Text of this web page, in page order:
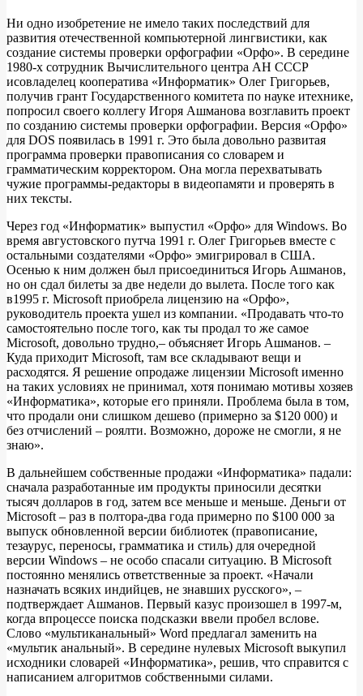
Ни одно изобретение не имело таких последствий для
развития отечественной компьютерной лингвистики, как
создание системы проверки орфографии «Орфо». В середине
1980-х сотрудник Вычислительного центра АН СССР
исовладелец кооператива «Информатик» Олег Григорьев,
получив грант Государственного комитета по науке итехнике,
попросил своего коллегу Игоря Ашманова возглавить проект
по созданию системы проверки орфографии. Версия «Орфо»
для DOS появилась в 1991 г. Это была довольно развитая
программа проверки правописания со словарем и
грамматическим корректором. Она могла перехватывать
чужие программы-редакторы в видеопамяти и проверять в
них тексты.
Через год «Информатик» выпустил «Орфо» для Windows. Во
время августовского путча 1991 г. Олег Григорьев вместе с
остальными создателями «Орфо» эмигрировал в США.
Осенью к ним должен был присоединиться Игорь Ашманов,
но он сдал билеты за две недели до вылета. После того как
в1995 г. Microsoft приобрела лицензию на «Орфо»,
руководитель проекта ушел из компании. «Продавать что-то
самостоятельно после того, как ты продал то же самое
Microsoft, довольно трудно,– объясняет Игорь Ашманов. –
Куда приходит Microsoft, там все складывают вещи и
расходятся. Я решение опродаже лицензии Microsoft именно
на таких условиях не принимал, хотя понимаю мотивы хозяев
«Информатика», которые его приняли. Проблема была в том,
что продали они слишком дешево (примерно за $120 000) и
без отчислений – роялти. Возможно, дороже не смогли, я не
знаю».
В дальнейшем собственные продажи «Информатика» падали:
сначала разработанные им продукты приносили десятки
тысяч долларов в год, затем все меньше и меньше. Деньги от
Microsoft – раз в полтора-два года примерно по $100 000 за
выпуск обновленной версии библиотек (правописание,
тезаурус, переносы, грамматика и стиль) для очередной
версии Windows – не особо спасали ситуацию. В Microsoft
постоянно менялись ответственные за проект. «Начали
назначать всяких индийцев, не знавших русского», –
подтверждает Ашманов. Первый казус произошел в 1997-м,
когда впроцессе поиска подсказки ввели пробел вслове.
Слово «мультиканальный» Word предлагал заменить на
«мультик анальный». В середине нулевых Microsoft выкупил
исходники словарей «Информатика», решив, что справится с
написанием алгоритмов собственными силами.